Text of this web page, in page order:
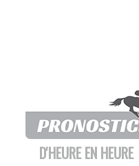
D'HEURE EN HEURE